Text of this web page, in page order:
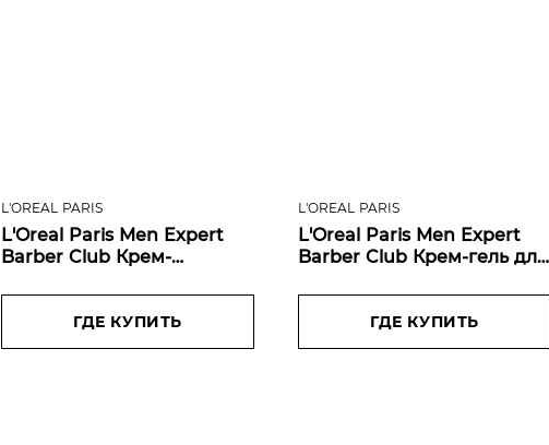
L'OREAL PARIS
L'Oreal Paris Men Expert
Barber Club Крем-
Волос, с маслом
кедрового дерева, 75 мл
ГДЕ КУПИТЬ
L'OREAL PARIS
L'Oreal Paris Men Expert
Barber Club Крем-гель для
маслом кедрового дерева,
ГДЕ КУПИТЬ